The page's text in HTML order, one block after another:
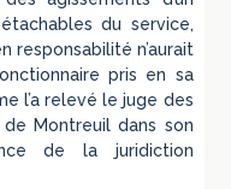
du service,
responsabilité n’aurait
pris en sa
l’a relevé le juge des
Montreuil dans son
de la juridiction